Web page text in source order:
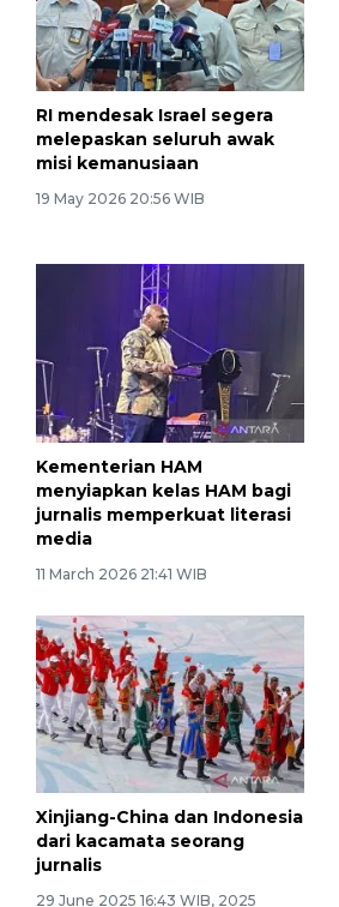
RI mendesak Israel segera
melepaskan seluruh awak
misi kemanusiaan
19 May 2026 20:56 WIB
Kementerian HAM
menyiapkan kelas HAM bagi
jurnalis memperkuat literasi
media
11 March 2026 21:41 WIB
Xinjiang-China dan Indonesia
dari kacamata seorang
jurnalis
29 June 2025 16:43 WIB, 2025